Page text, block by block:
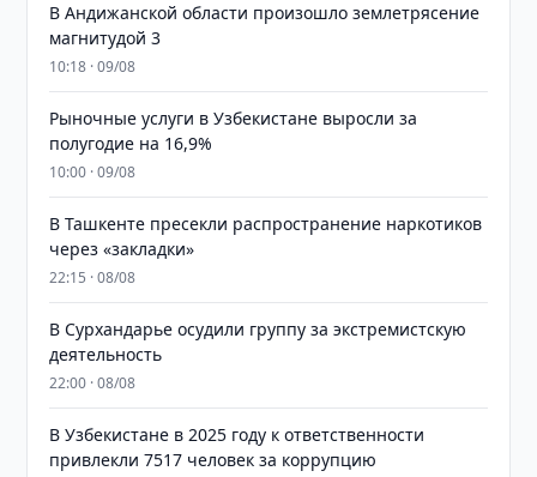
В Андижанской области произошло землетрясение
магнитудой 3
10:18 · 09/08
Рыночные услуги в Узбекистане выросли за
полугодие на 16,9%
10:00 · 09/08
В Ташкенте пресекли распространение наркотиков
через «закладки»
22:15 · 08/08
В Сурхандарье осудили группу за экстремистскую
деятельность
22:00 · 08/08
В Узбекистане в 2025 году к ответственности
привлекли 7517 человек за коррупцию